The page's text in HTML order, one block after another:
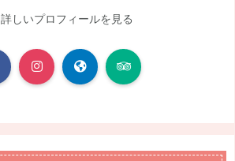
詳しいプロフィールを見る